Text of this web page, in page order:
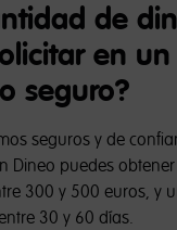
de
en un
seguro?
seguros y de
Dineo puedes obtener
300 y 500 euros, y
30 y 60 días.